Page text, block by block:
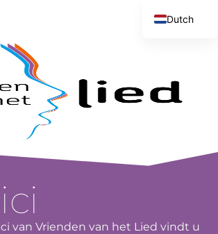
van Vrienden van het Lied vindt u
Dutch